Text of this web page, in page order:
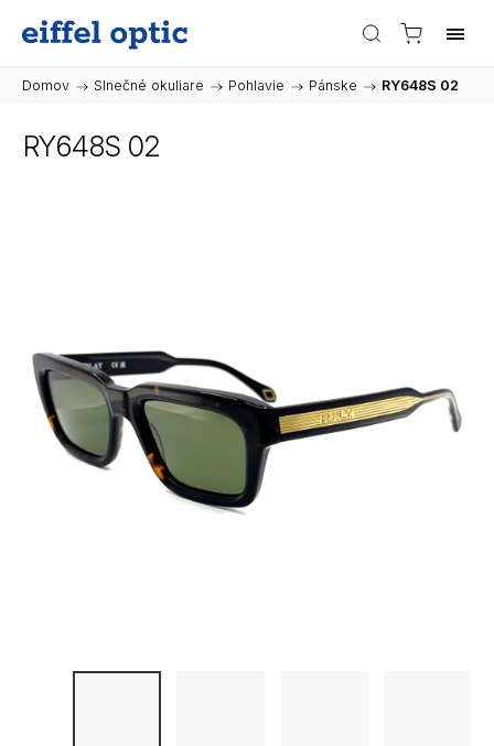
Domov / Slnečné okuliare / Pohlavie / Pánske / RY648S 02
RY648S 02